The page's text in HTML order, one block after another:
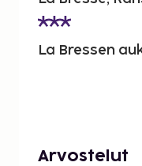
La Bressen
Arvostelut